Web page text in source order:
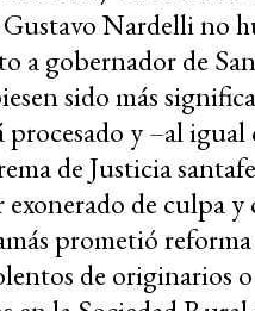
Gustavo Nardelli no
a gobernador de
sido más
y –al igual
de Justicia
de culpa y
prometió
de originarios